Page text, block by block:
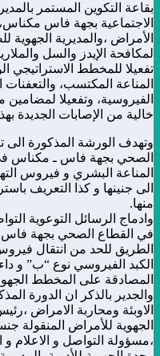
بقاعة التكوين المستمر
الاجتماعية بجهة فاس
الأمراض ،والمديرية
لمكافحة الإيدز والسل
تفعيلا للمخطط
المناعة المكتسب، والتعفنات
الفيروسية، وتفعيلا
خالية من الإصابات الجديدة
وتهدف الورشة المذكورة الى
الصحي بجهة فاس ـ مكناس
المناعة البشري و فيروس
الى جنينها و كذا التعريف
منها.
وادماج الرسائل التوعوية
في القطاع الصحي بجهة
الطريق للحد من انتقال
الكبد الفيروسي نوع “ب” و
المصادقة على المخطط
والجدير بالذكر ان الدورة
الاوبئة ومحاربة الامراض
الجهوية للأمراض المنقولة
،مسؤولة التواصل و الاعلام و